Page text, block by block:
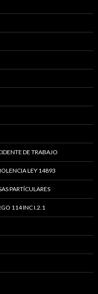
DE TRABAJO
LEY 14893
PARTÍCULARES
114 INC I.2.1